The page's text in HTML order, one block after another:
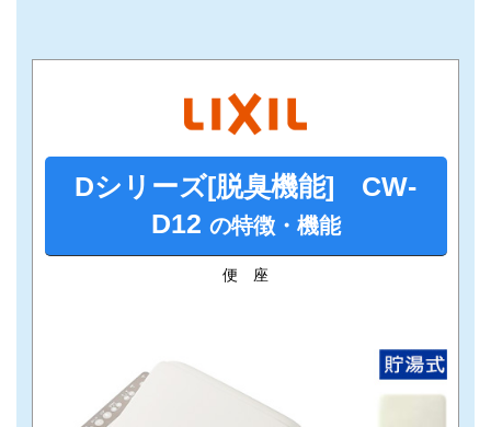
Dシリーズ[脱臭機能] CW-
D12 の特徴・機能
便 座